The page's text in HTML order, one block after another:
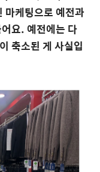
마케팅으로 예전과
요.예전에는 다
축소된 게 사실입